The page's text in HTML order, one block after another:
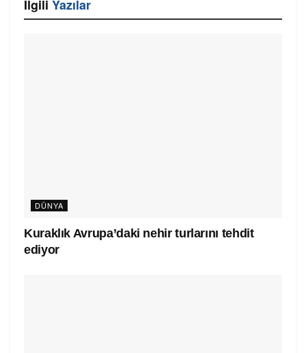
İlgili Yazılar
DÜNYA
Kuraklık Avrupa’daki nehir turlarını tehdit
ediyor